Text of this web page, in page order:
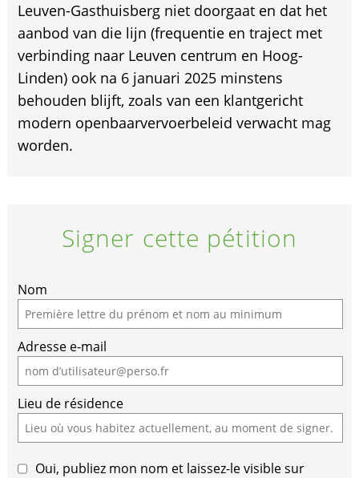
Leuven-Gasthuisberg niet doorgaat en dat het
aanbod van die lijn (frequentie en traject met
verbinding naar Leuven centrum en Hoog-
Linden) ook na 6 januari 2025 minstens
behouden blijft, zoals van een klantgericht
modern openbaarvervoerbeleid verwacht mag
worden.
Signer cette pétition
Nom
Adresse e-mail
Lieu de résidence
Oui, publiez mon nom et laissez-le visible sur